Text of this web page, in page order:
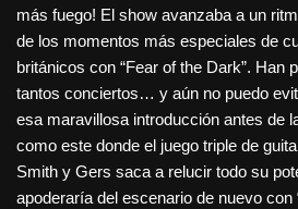
más fuego! El show avanzaba a un
de los momentos más especiales de
británicos con “Fear of the Dark”. Han
tantos conciertos… y aún no puedo
esa maravillosa introducción antes de
como este donde el juego triple de
Smith y Gers saca a relucir todo su
apoderaría del escenario de nuevo con